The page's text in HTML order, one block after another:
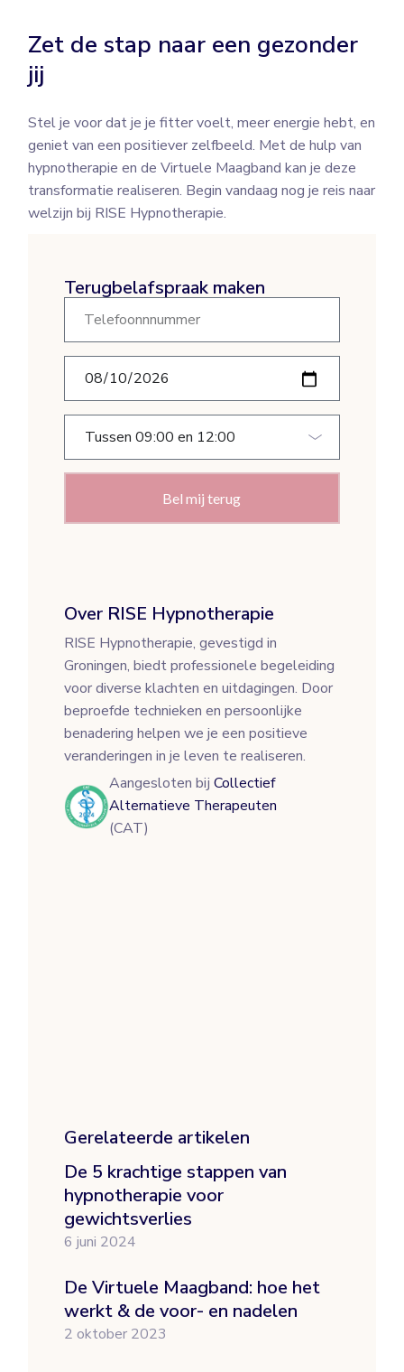
Zet de stap naar een gezonder
jij
Stel je voor dat je je fitter voelt, meer energie hebt, en
geniet van een positiever zelfbeeld. Met de hulp van
hypnotherapie en de Virtuele Maagband kan je deze
transformatie realiseren. Begin vandaag nog je reis naar
welzijn bij RISE Hypnotherapie.
terugbelafspraak maken
Bel mij terug
Over RISE Hypnotherapie
RISE Hypnotherapie, gevestigd in
Groningen, biedt professionele begeleiding
voor diverse klachten en uitdagingen. Door
beproefde technieken en persoonlijke
benadering helpen we je een positieve
veranderingen in je leven te realiseren.
Aangesloten bijCollectief
Alternatieve Therapeuten
(CAT)
gerelateerde artikelen
De 5 krachtige stappen van
hypnotherapie voor
gewichtsverlies
6 juni 2024
De Virtuele Maagband: hoe het
werkt & de voor- en nadelen
2 oktober 2023